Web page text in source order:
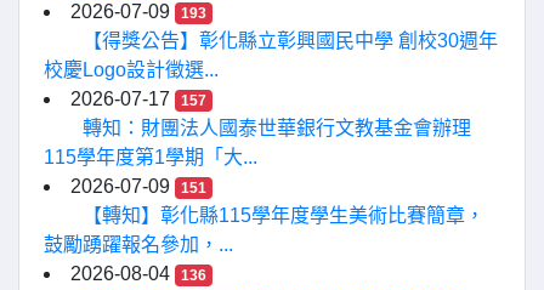
2026-07-09
193
【得獎公告】彰化縣立彰興國民中學 創校30週年
校慶Logo設計徵選...
2026-07-17
157
轉知：財團法人國泰世華銀行文教基金會辦理
115學年度第1學期「大...
2026-07-09
151
【轉知】彰化縣115學年度學生美術比賽簡章，
鼓勵踴躍報名參加，...
2026-08-04
136